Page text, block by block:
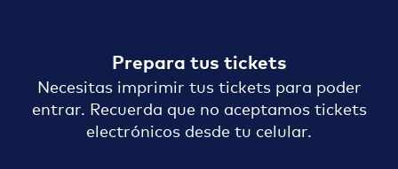
Prepara tus tickets
Necesitas imprimir tus tickets para poder
entrar. Recuerda que no aceptamos tickets
electrónicos desde tu celular.